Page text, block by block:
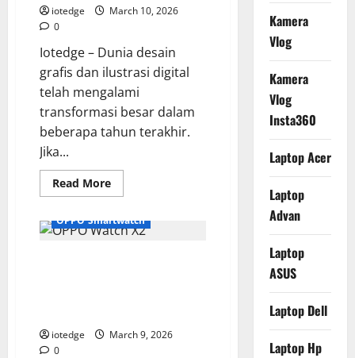
Mirrorless
iotedge
March 10, 2026
0
Iotedge – Dunia desain
grafis dan ilustrasi digital
telah mengalami
transformasi besar dalam
beberapa tahun terakhir.
Jika...
Read MoreRead
more
MatePad
12
OPPO Smartwatch
iotedge
March 9, 2026
0
Kamera
Vlog
Kamera
Vlog
Insta360
Laptop Acer
Laptop
Advan
Laptop
ASUS
Laptop Dell
Laptop Hp